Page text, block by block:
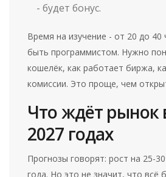
- будет бонус.
Время на изучение - от 20 до 40
быть программистом. Нужно
кошелёк, как работает биржа,
комиссии. Это проще, чем
Что ждёт рынок
2027 годах
Прогнозы говорят: рост на 25-
года. Но это не значит, что всё